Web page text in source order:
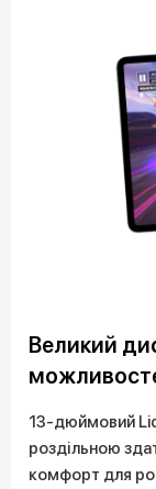
Великий
13-дюймовий
роздільною
комфорт для